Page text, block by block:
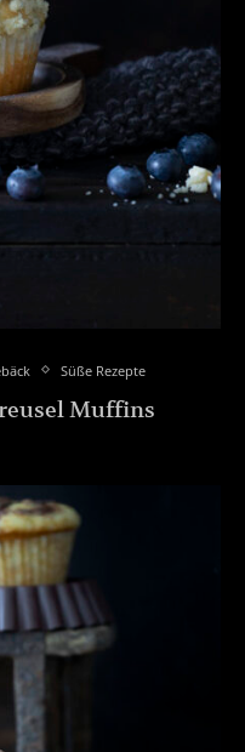
Süße Rezepte
Muffins